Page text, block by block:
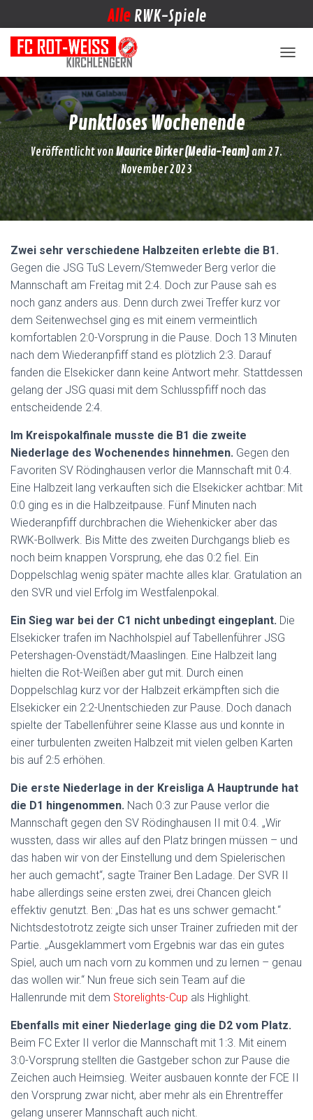
Alle RWK-Spiele
Punktloses Wochenende
Veröffentlicht vonMaurice Dirker (Media-Team)am27.
November 2023
Zwei sehr verschiedene Halbzeiten erlebte die B1.
Gegen die JSG TuS Levern/Stemweder Berg verlor die
Mannschaft am Freitag mit 2:4. Doch zur Pause sah es
noch ganz anders aus. Denn durch zwei Treffer kurz vor
dem Seitenwechsel ging es mit einem vermeintlich
komfortablen 2:0-Vorsprung in die Pause. Doch 13 Minuten
nach dem Wiederanpfiff stand es plötzlich 2:3. Darauf
fanden die Elsekicker dann keine Antwort mehr. Stattdessen
gelang der JSG quasi mit dem Schlusspfiff noch das
entscheidende 2:4.
Im Kreispokalfinale musste die B1 die zweite
Niederlage des Wochenendes hinnehmen. Gegen den
Favoriten SV Rödinghausen verlor die Mannschaft mit 0:4.
Eine Halbzeit lang verkauften sich die Elsekicker achtbar: Mit
0:0 ging es in die Halbzeitpause. Fünf Minuten nach
Wiederanpfiff durchbrachen die Wiehenkicker aber das
RWK-Bollwerk. Bis Mitte des zweiten Durchgangs blieb es
noch beim knappen Vorsprung, ehe das 0:2 fiel. Ein
Doppelschlag wenig später machte alles klar. Gratulation an
den SVR und viel Erfolg im Westfalenpokal.
Ein Sieg war bei der C1 nicht unbedingt eingeplant. Die
Elsekicker trafen im Nachholspiel auf Tabellenführer JSG
Petershagen-Ovenstädt/Maaslingen. Eine Halbzeit lang
hielten die Rot-Weißen aber gut mit. Durch einen
Doppelschlag kurz vor der Halbzeit erkämpften sich die
Elsekicker ein 2:2-Unentschieden zur Pause. Doch danach
spielte der Tabellenführer seine Klasse aus und konnte in
einer turbulenten zweiten Halbzeit mit vielen gelben Karten
bis auf 2:5 erhöhen.
Die erste Niederlage in der Kreisliga A Hauptrunde hat
die D1 hingenommen. Nach 0:3 zur Pause verlor die
Mannschaft gegen den SV Rödinghausen II mit 0:4. „Wir
wussten, dass wir alles auf den Platz bringen müssen – und
das haben wir von der Einstellung und dem Spielerischen
her auch gemacht“, sagte Trainer Ben Ladage. Der SVR II
habe allerdings seine ersten zwei, drei Chancen gleich
effektiv genutzt. Ben: „Das hat es uns schwer gemacht.“
Nichtsdestotrotz zeigte sich unser Trainer zufrieden mit der
Partie. „Ausgeklammert vom Ergebnis war das ein gutes
Spiel, auch um nach vorn zu kommen und zu lernen – genau
das wollen wir.“ Nun freue sich sein Team auf die
Hallenrunde mit dem Storelights-Cup als Highlight.
Ebenfalls mit einer Niederlage ging die D2 vom Platz.
Beim FC Exter II verlor die Mannschaft mit 1:3. Mit einem
3:0-Vorsprung stellten die Gastgeber schon zur Pause die
Zeichen auch Heimsieg. Weiter ausbauen konnte der FCE II
den Vorsprung zwar nicht, aber mehr als ein Ehrentreffer
gelang unserer Mannschaft auch nicht.